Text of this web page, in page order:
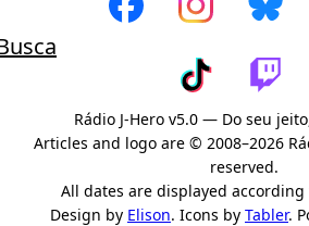
Rádio J-Hero v5.0 — Do seu
Articles and logo are © 2008–2026
reserved.
All dates are displayed according
Design by Elison. Icons by Tabler.